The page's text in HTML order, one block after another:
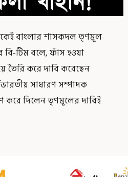
বাংলার শাসকদল তৃণমূল
বি-টিম বলে, ফাঁস হওয়া
তৈরি করে দাবি করেছেন
সাধারণ সম্পাদক
করে দিলেন তৃণমূলের দাবিই